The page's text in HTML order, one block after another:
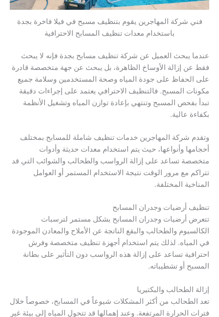
فني شركة المهاجرين يقوم بتنظيف مسبح في فيلا فاخرة بجدة
باستخدام معدات تنظيف المسابح الاحترافية
عندما يبحث العميل عن شركة تنظيف مسابح بجدة فإنه لا يبحث
فقط عن إزالة الأوساخ الظاهرة، بل يبحث عن جهة متخصصة قادرة
على الحفاظ على جودة المياه وصحة المستخدمين وسلامة جميع
مكونات المسبح. فالتنظيف الاحترافي يعتمد على إجراءات دقيقة
تبدأ بفحص المسبح وتنتهي بإعادة توازن المياه وتشغيل الأنظمة
بكفاءة عالية.
وتقدم شركة المهاجرين خدمات تنظيف شاملة للمسابح بمختلف
أحجامها وأنواعها، حيث يتم استخدام معدات حديثة وأدوات
متخصصة تساعد على إزالة الرواسب والطحالب والشوائب التي قد
تتراكم مع مرور الوقت نتيجة الاستخدام المستمر أو العوامل
المناخية المختلفة.
تنظيف أرضيات وجدران المسابح
تتعرض أرضيات وجدران المسابح بشكل مستمر لترسبات
الكالسيوم والطحالب والبقع الناتجة عن الأملاح والمعادن الموجودة
في المياه. لذلك يتم استخدام أجهزة تنظيف متخصصة وفرش
احترافية تساعد على إزالة هذه الرواسب دون التأثير على بطانة
المسبح أو تشطيباته.
إزالة الطحالب والبكتيريا
تعد الطحالب من أكثر المشكلات شيوعاً في المسابح، خصوصاً خلال
فترات الحرارة المرتفعة. وعند إهمالها قد تتحول المياه إلى بيئة غير